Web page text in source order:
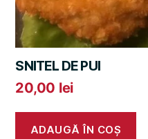
SNITEL DE PUI
20,00 lei
ADAUGĂ ÎN COȘ